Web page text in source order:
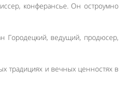
конферансье. Он остроумно
Городецкий, ведущий, продюсер,
традициях и вечных ценностях в